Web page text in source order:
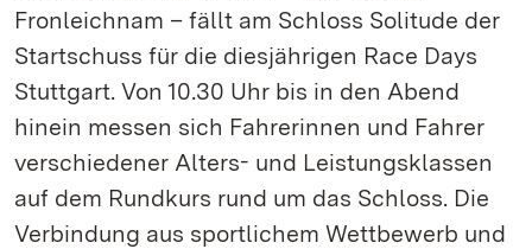
Fronleichnam – fällt am Schloss Solitude der
Startschuss für die diesjährigen Race Days
Stuttgart. Von 10.30 Uhr bis in den Abend
hinein messen sich Fahrerinnen und Fahrer
verschiedener Alters- und Leistungsklassen
auf dem Rundkurs rund um das Schloss. Die
Verbindung aus sportlichem Wettbewerb und